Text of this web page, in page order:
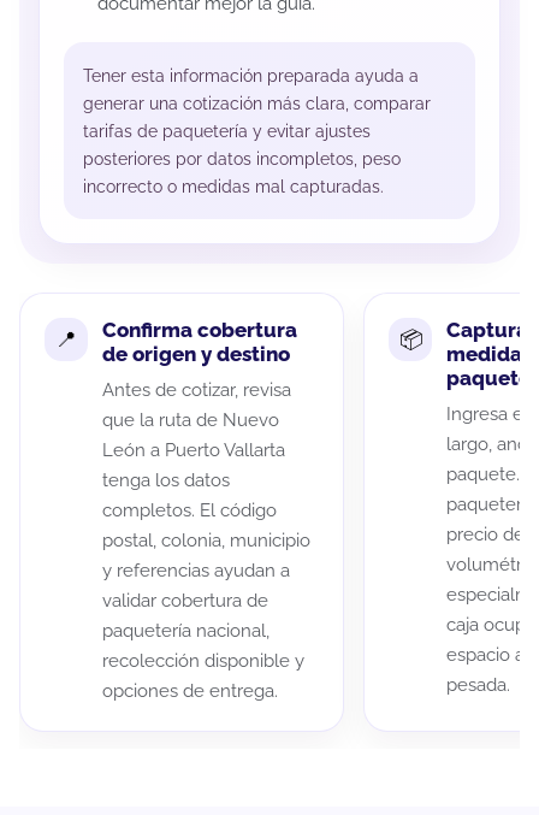
Tener esta información preparada ayuda a
generar una cotización más clara, comparar
tarifas de paquetería y evitar ajustes
posteriores por datos incompletos, peso
incorrecto o medidas mal capturadas.
Confirma cobertura
de origen y destino
Antes de cotizar, revisa
que la ruta de Nuevo
León a Puerto Vallarta
tenga los datos
completos. El código
postal, colonia, municipio
y referencias ayudan a
validar cobertura de
paquetería nacional,
recolección disponible y
opciones de entrega.
Captura
medidas
paquete
Ingresa el
largo,
paquete.
precio de
caja
espacio
pesada.